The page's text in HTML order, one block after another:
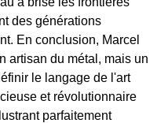
des générations
En conclusion, Marcel
artisan du métal, mais un
le langage de l'art
et révolutionnaire
parfaitement